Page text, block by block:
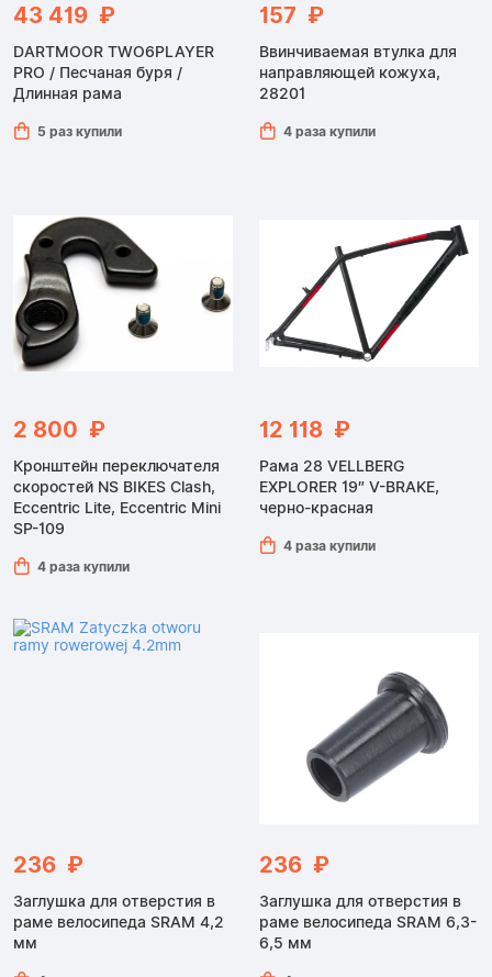
43 419 ₽
DARTMOOR TWO6PLAYER
PRO / Песчаная буря /
Длинная рама
5 раз купили
157 ₽
Ввинчиваемая втулка для
направляющей кожуха,
28201
4 раза купили
2 800 ₽
Кронштейн переключателя
скоростей NS BIKES Clash,
Eccentric Lite, Eccentric Mini
SP-109
4 раза купили
12 118 ₽
Рама 28 VELLBERG
EXPLORER 19″ V-BRAKE,
черно-красная
4 раза купили
236 ₽
Заглушка для отверстия в
раме велосипеда SRAM 4,2
мм
236 ₽
Заглушка для отверстия в
раме велосипеда SRAM 6,3-
6,5 мм